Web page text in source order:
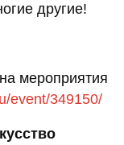
другие!
мероприятия
event/349150/